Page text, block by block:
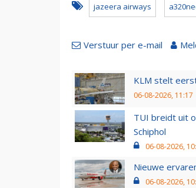
jazeera airways
Verstuur per e-mail
KLM stelt
06-08-2026, 11:17
TUI breidt uit
Schiphol
06-08-2026,
Nieuwe
06-08-2026,